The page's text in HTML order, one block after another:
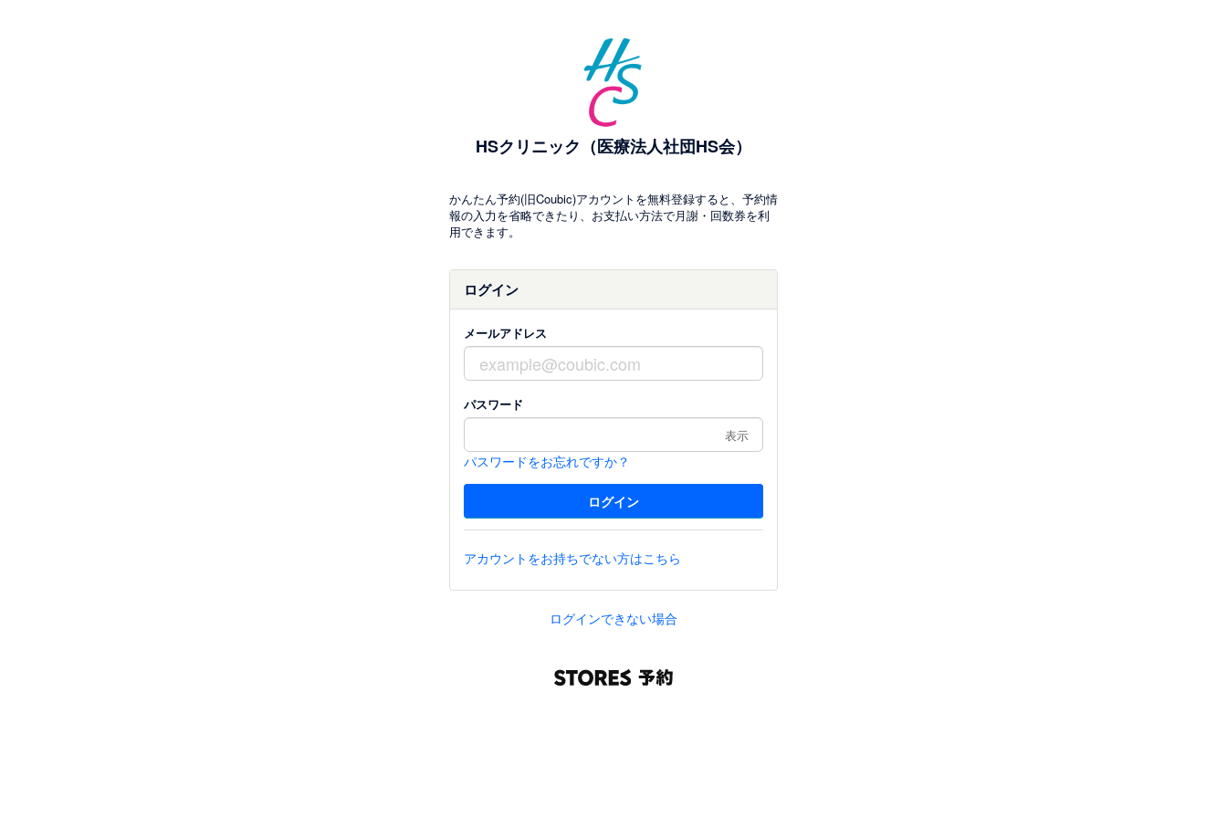
HSクリニック（医療法人社団HS会）
かんたん予約(旧Coubic)アカウントを無料登録すると、予約情
報の入力を省略できたり、お支払い方法で月謝・回数券を利
用できます。
ログイン
メールアドレス
パスワード
表示
パスワードをお忘れですか？
アカウントをお持ちでない方はこちら
ログインできない場合